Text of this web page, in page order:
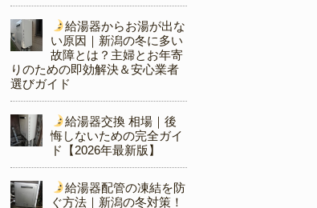
給湯器からお湯が出な
い原因｜新潟の冬に多い
故障とは？主婦とお年寄
りのための即効解決＆安心業者
選びガイド
給湯器交換 相場｜後
悔しないための完全ガイ
ド【2026年最新版】
給湯器配管の凍結を防
ぐ方法｜新潟の冬対策！